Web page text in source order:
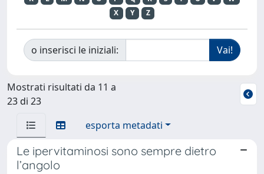
X
Y Z
o inserisci le iniziali:
Mostrati risultati da 11 a
23 di 23
esporta metadati
Le ipervitaminosi sono sempre dietro
l’angolo